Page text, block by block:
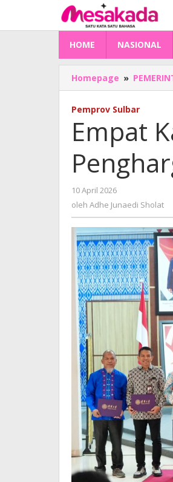
konten
HOME NASIONAL
Homepage »
Pemprov Sulbar
Empat
10 April 2026
Adhe
oleh Adhe Junaedi Sholat